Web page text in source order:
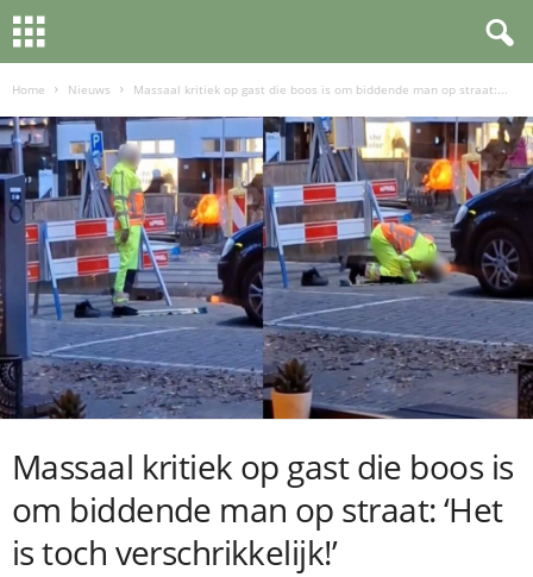
Home Nieuws Massaal kritiek op gast die boos is om biddende man op straat:...
Massaal kritiek op gast die boos is
om biddende man op straat: ‘Het
is toch verschrikkelijk!’